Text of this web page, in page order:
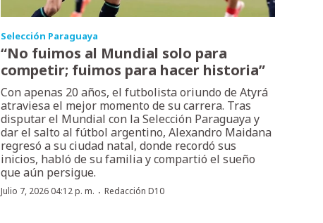
Selección Paraguaya
“No fuimos al Mundial solo para
competir; fuimos para hacer historia”
Con apenas 20 años, el futbolista oriundo de Atyrá
atraviesa el mejor momento de su carrera. Tras
disputar el Mundial con la Selección Paraguaya y
dar el salto al fútbol argentino, Alexandro Maidana
regresó a su ciudad natal, donde recordó sus
inicios, habló de su familia y compartió el sueño
que aún persigue.
Julio 7, 2026 04:12 p. m. · Redacción D10